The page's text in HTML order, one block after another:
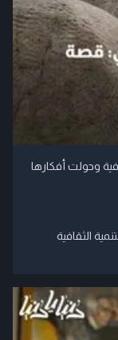
وحولت أفكارها
الثقافية